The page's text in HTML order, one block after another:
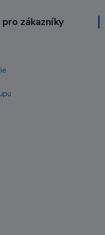
zákazníky